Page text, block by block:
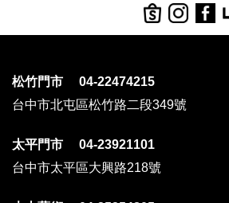
松竹門市 04-22474215
台中市北屯區松竹路二段349號
太平門市 04-23921101
台中市太平區大興路218號